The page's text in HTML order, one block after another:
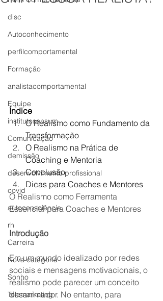
disc
Autoconhecimento
perfilcomportamental
Formação
analistacomportamental
Equipe
institutosensum
Comunicação
demissão
desenvolvimento profissional
covid
autoconsciência
rh
Carreira
Nova categoria
Sonho
Telemarketing
Índice
O Realismo como Fundamento da
Transformação
O Realismo na Prática de
Coaching e Mentoria
Conclusão
Dicas para Coaches e Mentores
O Realismo como Ferramenta
Essencial para Coaches e Mentores
Introdução
Em um mundo idealizado por redes
sociais e mensagens motivacionais, o
realismo pode parecer um conceito
desanimador. No entanto, para